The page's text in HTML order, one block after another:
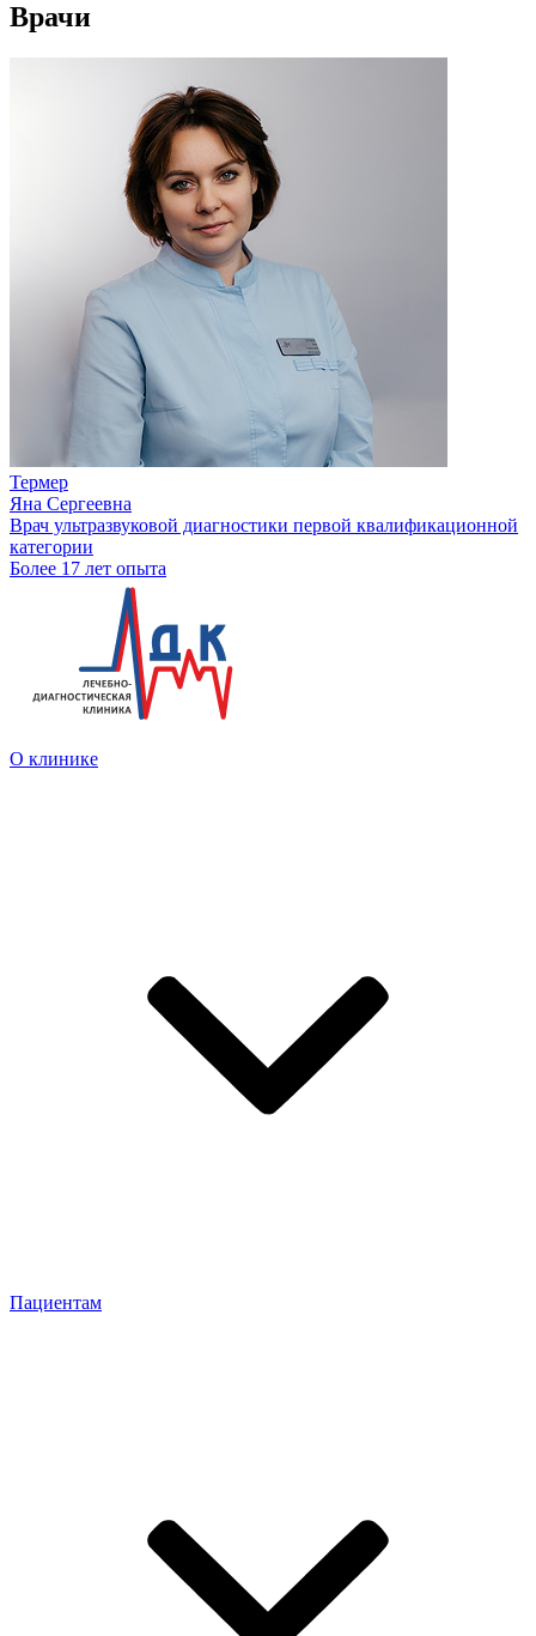
Врачи
Термер
Яна Сергеевна
Врач ультразвуковой диагностики первой квалификационной
категории
Более 17 лет опыта
О клинике
Пациентам